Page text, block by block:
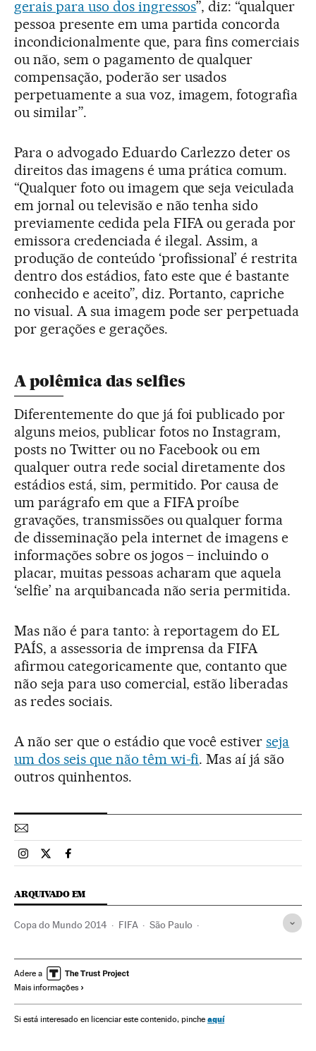
gerais para uso dos ingressos”, diz: “qualquer
pessoa presente em uma partida concorda
incondicionalmente que, para fins comerciais
ou não, sem o pagamento de qualquer
compensação, poderão ser usados
perpetuamente a sua voz, imagem, fotografia
ou similar”.
Para o advogado Eduardo Carlezzo deter os
direitos das imagens é uma prática comum.
“Qualquer foto ou imagem que seja veiculada
em jornal ou televisão e não tenha sido
previamente cedida pela FIFA ou gerada por
emissora credenciada é ilegal. Assim, a
produção de conteúdo ‘profissional’ é restrita
dentro dos estádios, fato este que é bastante
conhecido e aceito”, diz. Portanto, capriche
no visual. A sua imagem pode ser perpetuada
por gerações e gerações.
A polêmica das selfies
Diferentemente do que já foi publicado por
alguns meios, publicar fotos no Instagram,
posts no Twitter ou no Facebook ou em
qualquer outra rede social diretamente dos
estádios está, sim, permitido. Por causa de
um parágrafo em que a FIFA proíbe
gravações, transmissões ou qualquer forma
de disseminação pela internet de imagens e
informações sobre os jogos – incluindo o
placar, muitas pessoas acharam que aquela
‘selfie’ na arquibancada não seria permitida.
Mas não é para tanto: à reportagem do EL
PAÍS, a assessoria de imprensa da FIFA
afirmou categoricamente que, contanto que
não seja para uso comercial, estão liberadas
as redes sociais.
A não ser que o estádio que você estiverseja
um dos seis que não têm wi-fi. Mas aí já são
outros quinhentos.
Esportes El País Brasil en Instagram
Esportes El País Brasil en Twitter
Esportes El País Brasil en Facebook
ARQUIVADO EM
Copa do Mundo 2014 FIFA São Paulo
Competições América do Sul
Clubes futebol
Esportes
Adere a
Mais informações
Si está interesado en licenciar este contenido, pinche aquí